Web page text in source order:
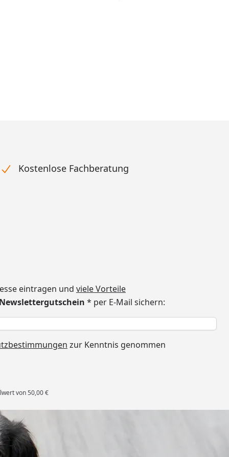
Kostenlose Fachberatung
eintragen und viele Vorteile
* per E-Mail sichern:
zur Kenntnis genommen
von 50,00 €